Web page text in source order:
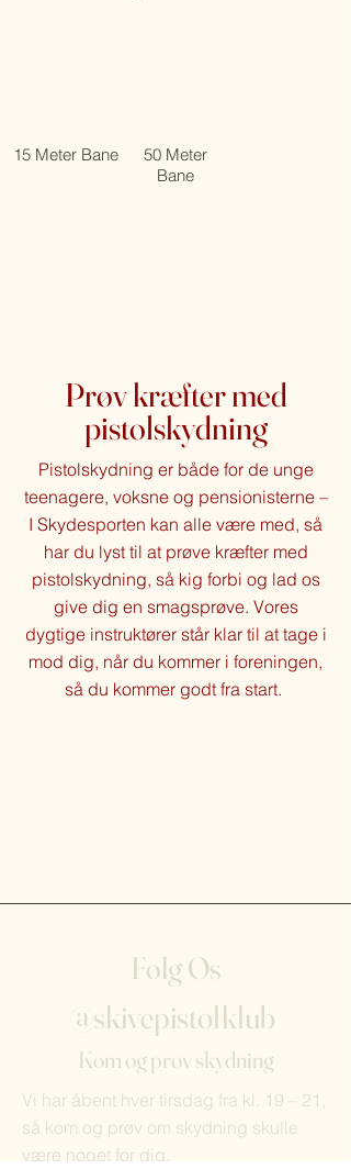
15 Meter Bane
50 Meter
Bane
Prøv kræfter med
pistolskydning
Pistolskydning er både for de unge
teenagere, voksne og pensionisterne –
I Skydesporten kan alle være med, så
har du lyst til at prøve kræfter med
pistolskydning, så kig forbi og lad os
give dig en smagsprøve. Vores
dygtige instruktører står klar til at tage i
mod dig, når du kommer i foreningen,
så du kommer godt fra start.
Følg Os
@skivepistolklub
Kom og prøv skydning
Vi har åbent hver tirsdag fra kl. 19 – 21,
så kom og prøv om skydning skulle
være noget for dig.